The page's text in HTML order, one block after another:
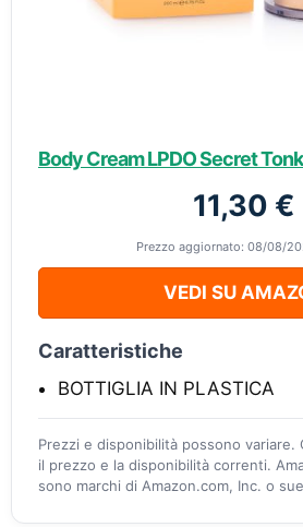
Body Cream LPDO Secret
11,30 €
Prezzo aggiornato: 08/08/
VEDI SU
Caratteristiche
BOTTIGLIA IN PLASTICA
Prezzi e disponibilità possono variare.
il prezzo e la disponibilità correnti.
sono marchi di Amazon.com, Inc. o